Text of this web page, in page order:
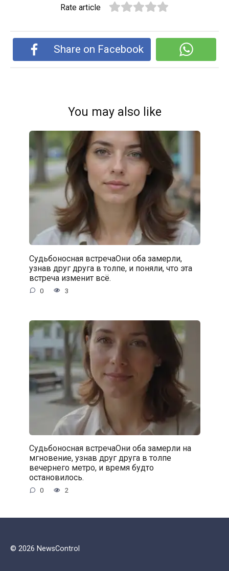
Rate article
Share on Facebook
You may also like
Судьбоносная встречаОни оба замерли,
узнав друг друга в толпе, и поняли, что эта
встреча изменит всё.
0 3
Судьбоносная встречаОни оба замерли на
мгновение, узнав друг друга в толпе
вечернего метро, и время будто
остановилось.
0 2
© 2026 NewsControl